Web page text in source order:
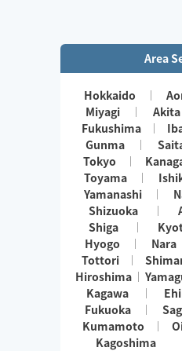
Area
Hokkaido
Miyagi
Akita
Fukushima
Gunma
Tokyo
Toyama
Yamanashi
Shizuoka
Shiga
Hyogo
Nara
Tottori
Hiroshima
Kagawa
Fukuoka
Kumamoto
Kagoshima